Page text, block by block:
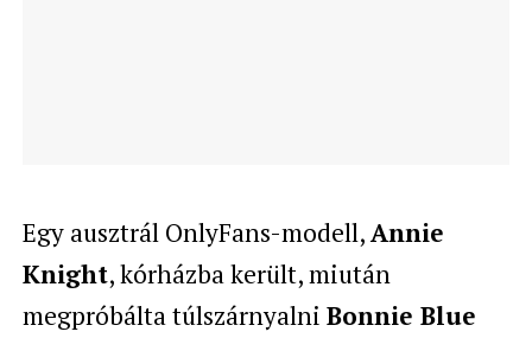
Egy ausztrál OnlyFans-modell,Annie
Knight, kórházba került, miután
megpróbálta túlszárnyalni Bonnie Blue